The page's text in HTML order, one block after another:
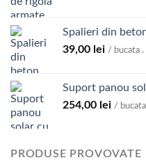
Spalieri din
39,00 lei / bucata .
Suport panou
254,00 lei /
PRODUSE PROVOVATE